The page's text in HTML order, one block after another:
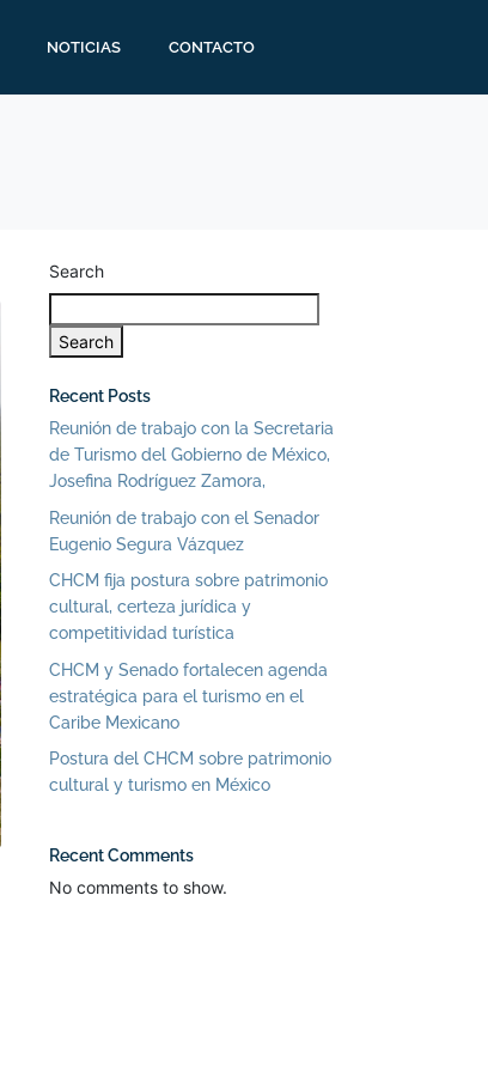
NOTICIAS CONTACTO
Search
Search
Recent Posts
Reunión de trabajo con la Secretaria
de Turismo del Gobierno de México,
Josefina Rodríguez Zamora,
Reunión de trabajo con el Senador
Eugenio Segura Vázquez
CHCM fija postura sobre patrimonio
cultural, certeza jurídica y
competitividad turística
CHCM y Senado fortalecen agenda
estratégica para el turismo en el
Caribe Mexicano
Postura del CHCM sobre patrimonio
cultural y turismo en México
Recent Comments
No comments to show.